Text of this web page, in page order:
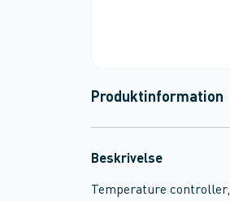
Produktinformation
Beskrivelse
Temperature